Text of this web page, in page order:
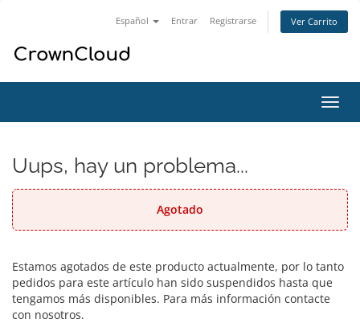
Español Entrar Registrarse Ver Carrito
Uups, hay un problema...
Agotado
Estamos agotados de este producto actualmente, por lo tanto
pedidos para este artículo han sido suspendidos hasta que
tengamos más disponibles. Para más información contacte
con nosotros.